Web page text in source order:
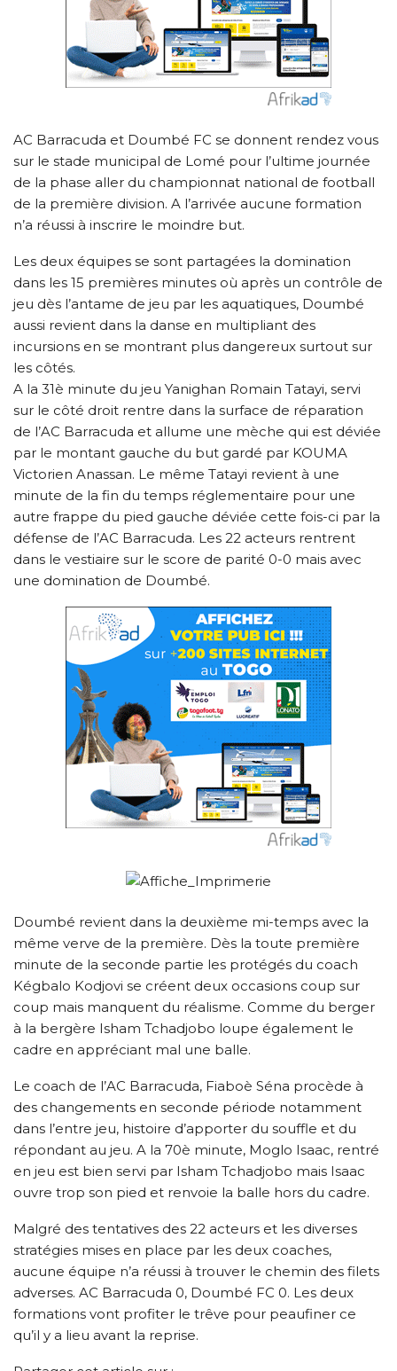
AC Barracuda et Doumbé FC se donnent rendez vous
sur le stade municipal de Lomé pour l’ultime journée
de la phase aller du championnat national de football
de la première division. A l’arrivée aucune formation
n’a réussi à inscrire le moindre but.
Les deux équipes se sont partagées la domination
dans les 15 premières minutes où après un contrôle de
jeu dès l’antame de jeu par les aquatiques, Doumbé
aussi revient dans la danse en multipliant des
incursions en se montrant plus dangereux surtout sur
les côtés.
A la 31è minute du jeu Yanighan Romain Tatayi, servi
sur le côté droit rentre dans la surface de réparation
de l’AC Barracuda et allume une mèche qui est déviée
par le montant gauche du but gardé par KOUMA
Victorien Anassan. Le même Tatayi revient à une
minute de la fin du temps réglementaire pour une
autre frappe du pied gauche déviée cette fois-ci par la
défense de l’AC Barracuda. Les 22 acteurs rentrent
dans le vestiaire sur le score de parité 0-0 mais avec
une domination de Doumbé.
Doumbé revient dans la deuxième mi-temps avec la
même verve de la première. Dès la toute première
minute de la seconde partie les protégés du coach
Kégbalo Kodjovi se créent deux occasions coup sur
coup mais manquent du réalisme. Comme du berger
à la bergère Isham Tchadjobo loupe également le
cadre en appréciant mal une balle.
Le coach de l’AC Barracuda, Fiaboè Séna procède à
des changements en seconde période notamment
dans l’entre jeu, histoire d’apporter du souffle et du
répondant au jeu. A la 70è minute, Moglo Isaac, rentré
en jeu est bien servi par Isham Tchadjobo mais Isaac
ouvre trop son pied et renvoie la balle hors du cadre.
Malgré des tentatives des 22 acteurs et les diverses
stratégies mises en place par les deux coaches,
aucune équipe n’a réussi à trouver le chemin des filets
adverses. AC Barracuda 0, Doumbé FC 0. Les deux
formations vont profiter le trêve pour peaufiner ce
qu’il y a lieu avant la reprise.